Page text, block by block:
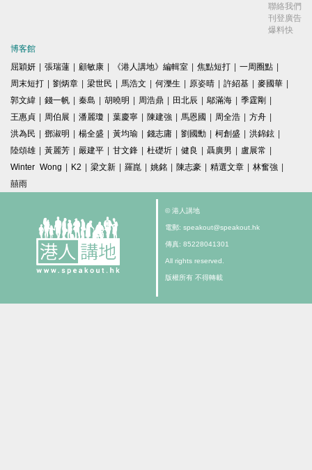
聯絡我們
刊登廣告
爆料快
博客館
屈穎妍 | 張瑞蓮 | 顧敏康 | 《港人講地》編輯室 | 焦點短打 | 一周圈點 |
周末短打 | 劉炳章 | 梁世民 | 馬浩文 | 何濼生 | 原姿晴 | 許紹基 | 麥國華 |
郭文緯 | 錢一帆 | 秦島 | 胡曉明 | 周浩鼎 | 田北辰 | 鄔滿海 | 季霆剛 |
王惠貞 | 周伯展 | 潘麗瓊 | 葉慶寧 | 陳建強 | 馬恩國 | 周全浩 | 方舟 |
洪為民 | 鄧淑明 | 楊全盛 | 黃均瑜 | 錢志庸 | 劉國勳 | 柯創盛 | 洪錦鉉 |
陸頌雄 | 黃麗芳 | 嚴建平 | 甘文鋒 | 杜礎圻 | 健良 | 聶廣男 | 盧展常 |
Winter Wong | K2 | 梁文新 | 羅崑 | 姚銘 | 陳志豪 | 精選文章 | 林奮強 |
囍雨
© 港人講地
電郵: speakout@speakout.hk
傳真: 85228041301
All rights reserved.
版權所有 不得轉載